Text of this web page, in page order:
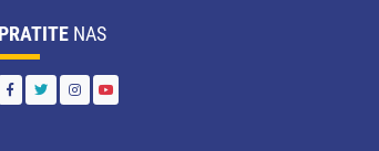
PRATITE NAS